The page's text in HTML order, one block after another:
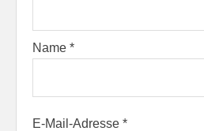
Name *
E-Mail-Adresse *